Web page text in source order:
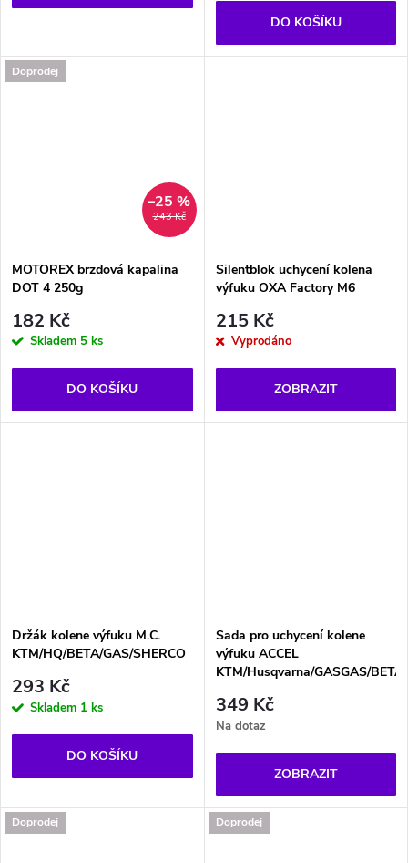
DO KOŠÍKU
Doprodej
243 Kč
–25 %
MOTOREX brzdová kapalina
DOT 4 250g
182 Kč
Skladem 5 ks
DO KOŠÍKU
Silentblok uchycení kolena
výfuku OXA Factory M6
215 Kč
Vyprodáno
ZOBRAZIT
Držák kolene výfuku M.C.
KTM/HQ/BETA/GAS/SHERCO
293 Kč
Skladem 1 ks
DO KOŠÍKU
Sada pro uchycení kolene
výfuku ACCEL
KTM/Husqvarna/GASGAS/BETA
349 Kč
Na dotaz
ZOBRAZIT
Doprodej Doprodej